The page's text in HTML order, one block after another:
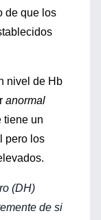
de que los
nivel de Hb
anormal
tiene un
pero los
(DH)
de si